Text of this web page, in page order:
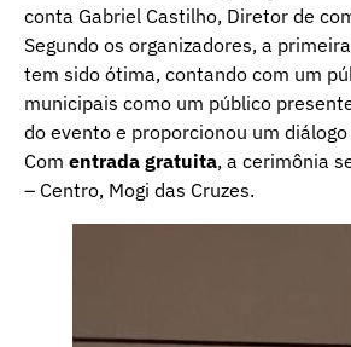
conta Gabriel Castilho, Diretor de
Segundo os organizadores, a
tem sido ótima, contando com um
municipais como um público
do evento e proporcionou um
Com entrada gratuita, a cerimônia
– Centro, Mogi das Cruzes.